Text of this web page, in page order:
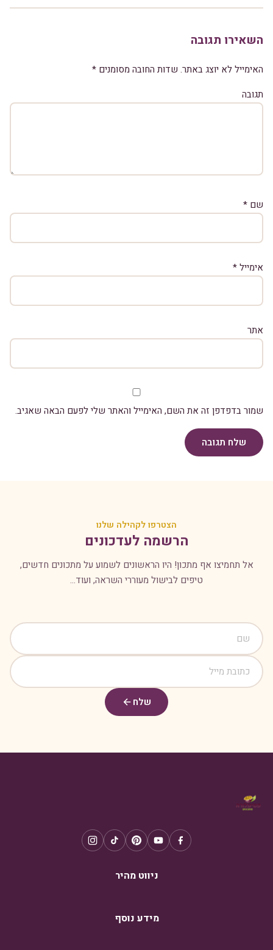
השאירו תגובה
האימייל לא יוצג באתר. שדות החובה מסומנים *
תגובה
שם *
אימייל*
אתר
שמור בדפדפן זה את השם, האימייל והאתר שלי לפעם הבאה שאגיב.
שלח תגובה
הצטרפו לקהילה שלנו
הרשמה לעדכונים
אל תחמיצו אף מתכון! היו הראשונים לשמוע על מתכונים חדשים,
טיפים לבישול מעוררי השראה, ועוד...
שלח
ניווט מהיר
מידע נוסף